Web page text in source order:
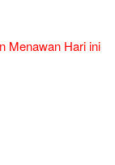
Menawan Hari ini